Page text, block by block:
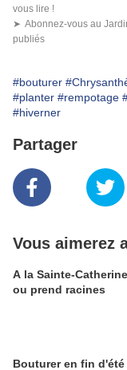
vous lire !
➤ Abonnez-vous au
publiés
#bouturer
#planter #rempotage
#hiverner
Partager
Vous aimerez
A la Sainte-
ou prend racines
Bouturer en fin